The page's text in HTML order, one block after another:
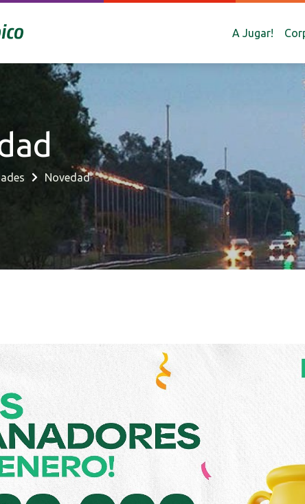
A Jugar!
Novedad